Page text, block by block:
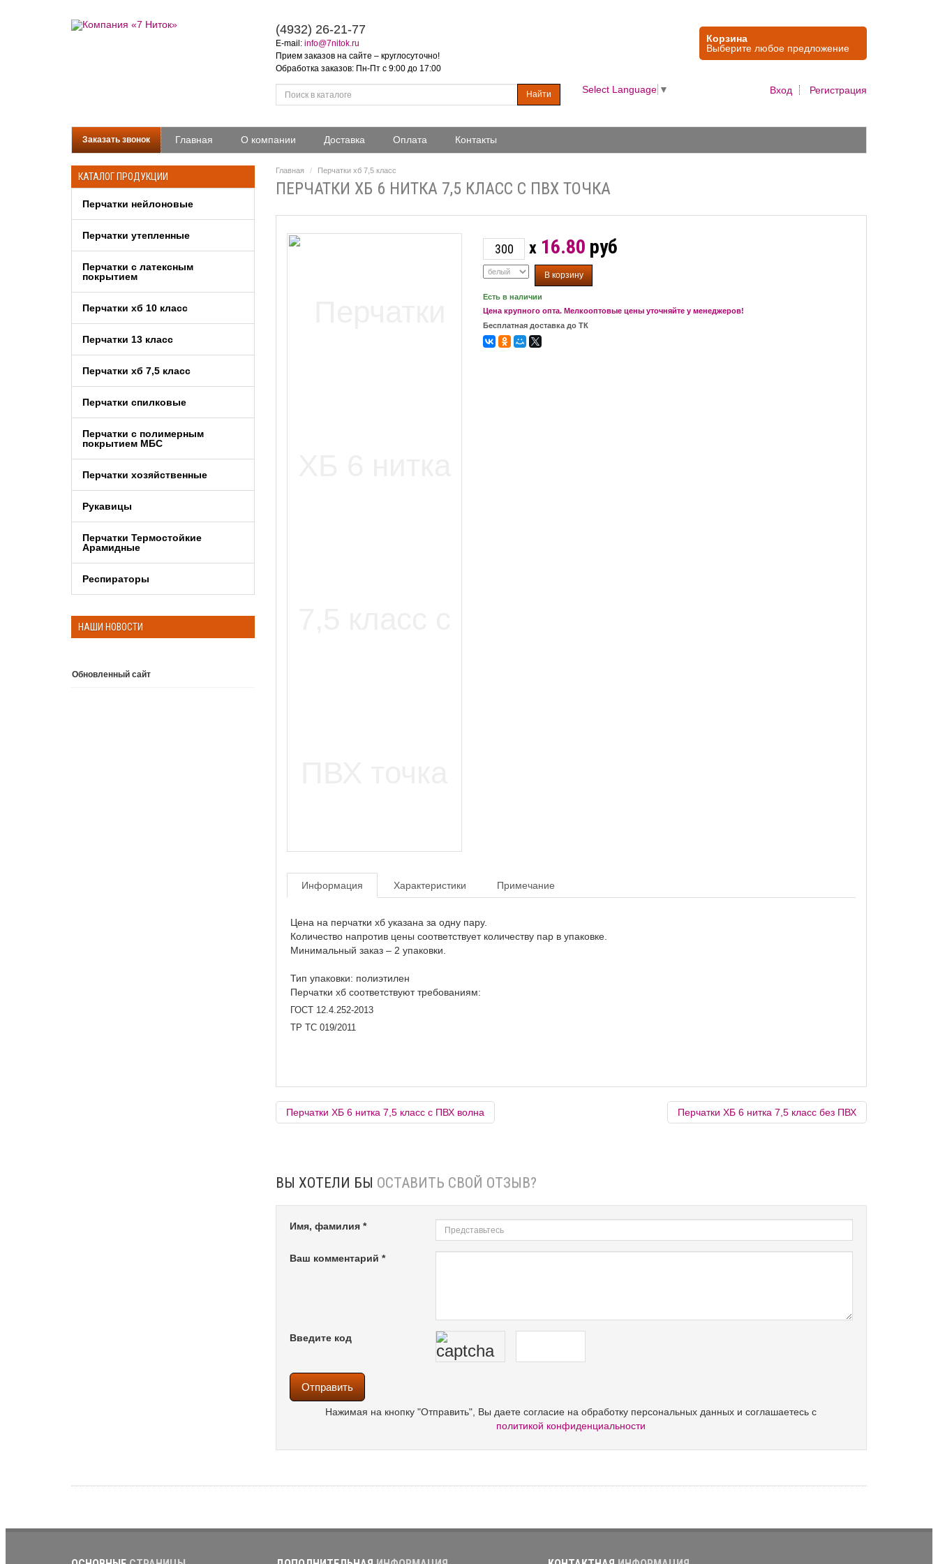
(4932) 26-21-77
E-mail: info@7nitok.ru
Прием заказов на сайте – круглосуточно!
Обработка заказов: Пн-Пт с 9:00 до 17:00
Корзина
Выберите любое предложение
Найти Вход Регистрация
Select Language ▼
Заказать звонок Главная О компании Доставка Оплата Контакты
КАТАЛОГ ПРОДУКЦИИ
Перчатки нейлоновые
Перчатки утепленные
Перчатки c латексным
покрытием
Перчатки хб 10 класс
Перчатки 13 класс
Перчатки хб 7,5 класс
Перчатки спилковые
Перчатки с полимерным
покрытием МБС
Перчатки хозяйственные
Рукавицы
Перчатки Термостойкие
Арамидные
Респираторы
НАШИ НОВОСТИ
Обновленный сайт
Главная Перчатки хб 7,5 класс
ПЕРЧАТКИ ХБ 6 НИТКА 7,5 КЛАСС С ПВХ ТОЧКА
x 16.80 руб
Есть в наличии
Цена крупного опта. Мелкооптовые цены уточняйте у менеджеров!
Бесплатная доставка до ТК
Информация Характеристики Примечание
Цена на перчатки хб указана за одну пару.
Количество напротив цены соответствует количеству пар в упаковке.
Минимальный заказ – 2 упаковки.
Тип упаковки: полиэтилен
Перчатки хб соответствуют требованиям:
ГОСТ 12.4.252-2013
ТР ТС 019/2011
Перчатки ХБ 6 нитка 7,5 класс с ПВХ волна Перчатки ХБ 6 нитка 7,5 класс без ПВХ
ВЫ ХОТЕЛИ БЫ ОСТАВИТЬ СВОЙ ОТЗЫВ?
Имя, фамилия *
Ваш комментарий *
Введите код
Нажимая на кнопку "Отправить", Вы даете согласие на обработку персональных данных и соглашаетесь с
политикой конфиденциальности